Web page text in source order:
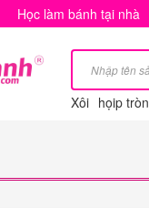
Học làm bánh tại nhà
Xôi họip tròn